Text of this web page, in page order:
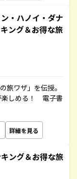
・ハノイ・ダナ
ング＆お得な旅
旅ワザ」を伝授。
楽しめる！ 電子書
詳細を見る
ング＆お得な旅